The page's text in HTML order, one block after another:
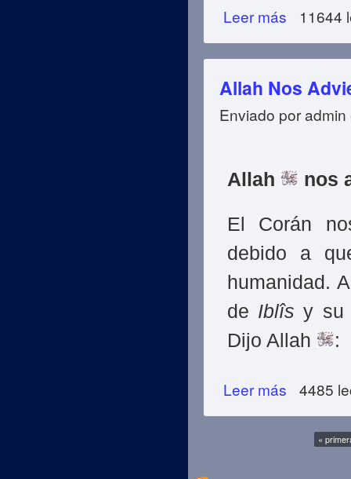
Leer más sobre Metas Y
11644
Allah Nos
Enviado poradmin
Allah nos
El Corán
debido a
humanidad.
de Iblîs y su
Dijo Allah
:
Leer más sobre Allah
4485
«